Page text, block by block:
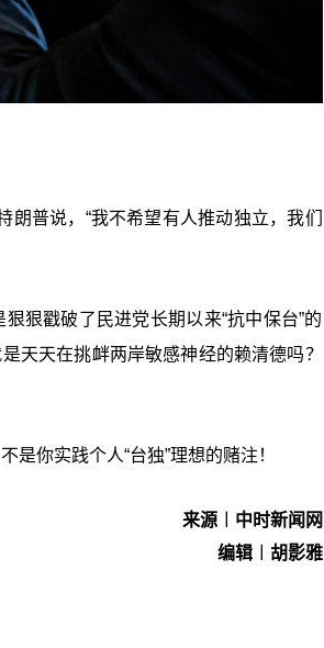
普说，“我不希望有人推动独立，我们
狠戳破了民进党长期以来“抗中保台”的
天天在挑衅两岸敏感神经的赖清德吗？
是你实践个人“台独”理想的赌注！
来源︱中时新闻网
编辑︱胡影雅